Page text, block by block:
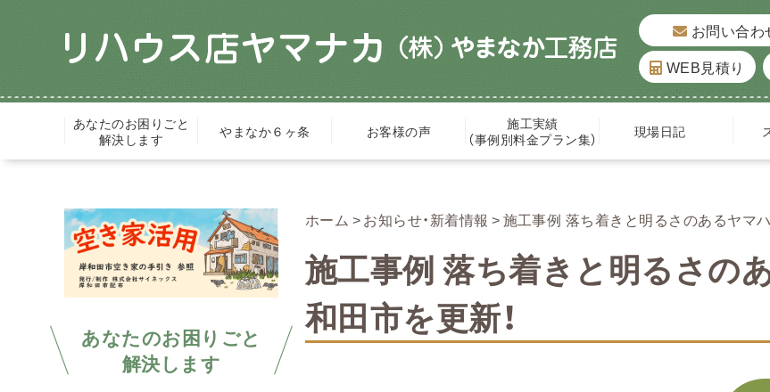
お問い合わ
WEB見積り
あなたのお困りごと
解決します
やまなか６ヶ条 お客様の声
施工実績
（事例別料金プラン集）
現場日記
あなたのお困りごと
解決します
ホーム お知らせ・新着情報 施工事例 落ち着きと明るさのあるヤマ
施工事例 落ち着きと明るさ
和田市を更新！